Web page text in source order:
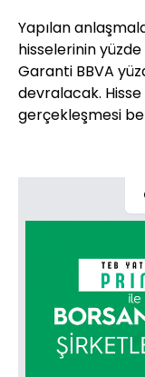
Yapılan
hisselerinin yüzde
Garanti BBVA
devralacak.
gerçekleşmesi